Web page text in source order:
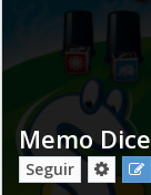
Memo Dice
Seguir